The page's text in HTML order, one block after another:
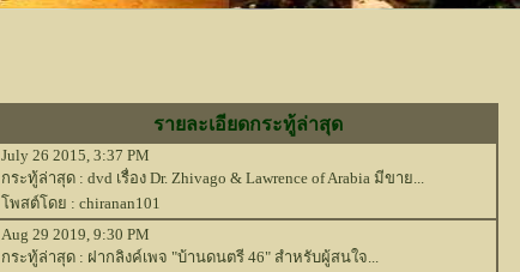
รายละเอียดกระทู้ล่าสุด
July 26 2015, 3:37 PM
กระทู้ล่าสุด : dvd เรื่อง Dr. Zhivago & Lawrence of Arabia มีขาย...
โพสต์โดย : chiranan101
Aug 29 2019, 9:30 PM
กระทู้ล่าสุด : ฝากลิงค์เพจ "บ้านดนตรี 46" สำหรับผู้สนใจ...